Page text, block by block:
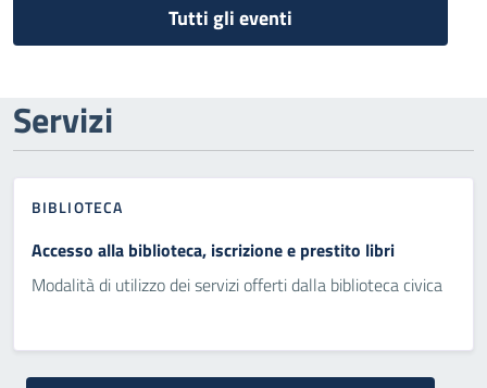
Tutti gli eventi
Servizi
BIBLIOTECA
Accesso alla biblioteca, iscrizione e prestito libri
Modalità di utilizzo dei servizi offerti dalla biblioteca civica